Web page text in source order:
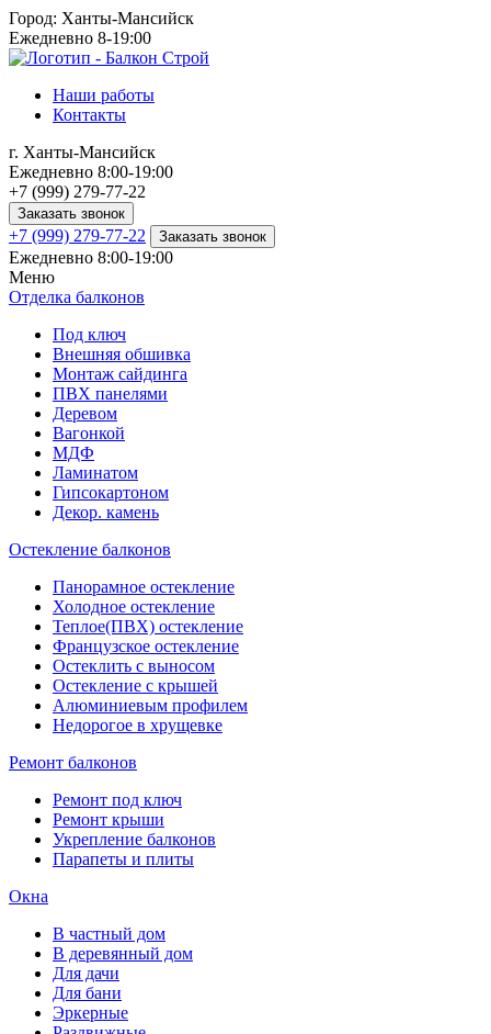
Город: Ханты-Мансийск
Ежедневно 8-19:00
Наши работы
Контакты
г. Ханты-Мансийск
Ежедневно 8:00-19:00
+7 (999) 279-77-22
Заказать звонок
+7 (999) 279-77-22 Заказать звонок
Ежедневно 8:00-19:00
Меню
Отделка балконов
Под ключ
Внешняя обшивка
Монтаж сайдинга
ПВХ панелями
Деревом
Вагонкой
МДФ
Ламинатом
Гипсокартоном
Декор. камень
Остекление балконов
Панорамное остекление
Холодное остекление
Теплое(ПВХ) остекление
Французское остекление
Остеклить с выносом
Остекление с крышей
Алюминиевым профилем
Недорогое в хрущевке
Ремонт балконов
Ремонт под ключ
Ремонт крыши
Укрепление балконов
Парапеты и плиты
Окна
В частный дом
В деревянный дом
Для дачи
Для бани
Эркерные